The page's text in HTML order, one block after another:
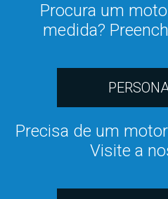
Procura um
medida?
Precisa de um
Visite a